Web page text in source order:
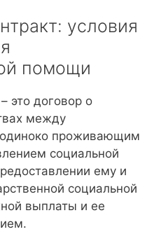
условия
помощи
это договор о
между
проживающим
социальной
ему и
социальной
выплаты и ее